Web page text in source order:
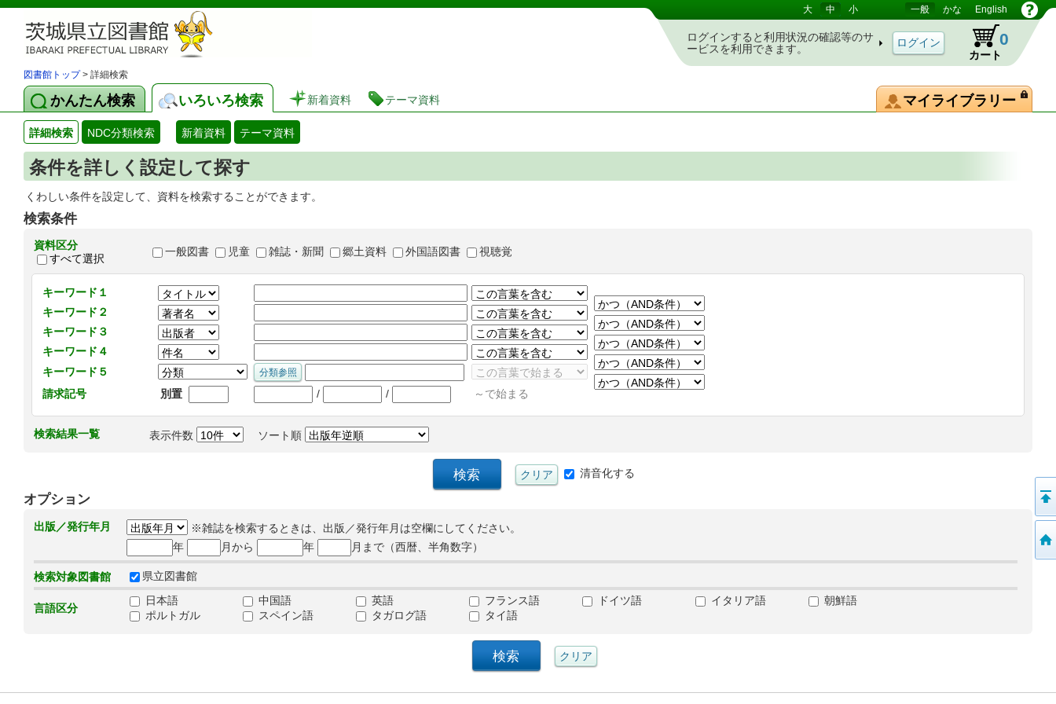
茨城県立図書館 蔵書検索・予約システム 大 中 小 一般 かな English
ログインすると利用状況の確認等のサ
ービスを利用できます。
カート
0
図書館トップ> 詳細検索
かんたん検索 いろいろ検索 新着資料 テーマ資料 マイライブラリー
詳細検索 NDC分類検索 新着資料 テーマ資料
条件を詳しく設定して探す
くわしい条件を設定して、資料を検索することができます。
検索条件
資料区分
すべて選択
一般図書 児童 雑誌・新聞 郷土資料 外国語図書 視聴覚
キーワード１
キーワード２
キーワード３
キーワード４
キーワード５
請求記号
別置 / / ～で始まる
検索結果一覧 表示件数 ソート順
清音化する
オプション
出版／発行年月
※雑誌を検索するときは、出版／発行年月は空欄にしてください。
年
月から 年 月まで（西暦、半角数字）
検索対象図書館 県立図書館
言語区分
日本語 中国語 英語 フランス語 ドイツ語 イタリア語
朝鮮語
ポルトガル
スペイン語 タガログ語 タイ語